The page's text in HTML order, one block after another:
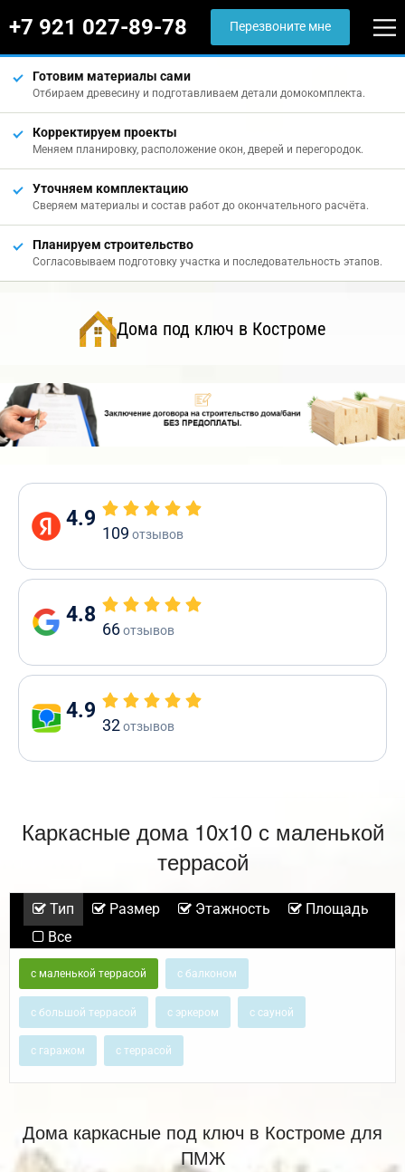
+7 921 027-89-78 Перезвоните мне
Готовим материалы сами
Отбираем древесину и подготавливаем детали домокомплекта.
Корректируем проекты
Меняем планировку, расположение окон, дверей и перегородок.
Уточняем комплектацию
Сверяем материалы и состав работ до окончательного расчёта.
Планируем строительство
Согласовываем подготовку участка и последовательность этапов.
Дома под ключ в Костроме
4.9
109 отзывов
4.8
66отзывов
4.9
32отзывов
Каркасные дома 10х10 с маленькой
террасой
Тип Размер Этажность
Площадь
Все
с маленькой террасой с балконом
с большой террасой с эркером с сауной
с гаражом с террасой
Дома каркасные под ключ в Костроме для
ПМЖ